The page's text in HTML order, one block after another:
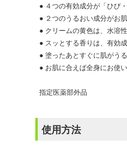
● ４つの有効成分が「ひび
● ２つのうるおい成分がお
● クリームの黄色は、水溶
● スッとする香りは、有効
● 塗ったあとすぐに肌がう
● お肌に合えば全身にお使
指定医薬部外品
使用方法